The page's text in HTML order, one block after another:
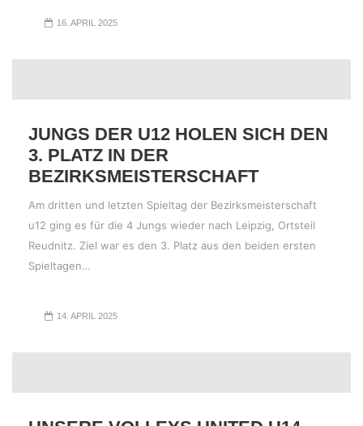
16. APRIL 2025
JUNGS DER U12 HOLEN SICH DEN
3. PLATZ IN DER
BEZIRKSMEISTERSCHAFT
Am dritten und letzten Spieltag der Bezirksmeisterschaft
u12 ging es für die 4 Jungs wieder nach Leipzig, Ortsteil
Reudnitz. Ziel war es den 3. Platz aus den beiden ersten
Spieltagen…
14. APRIL 2025